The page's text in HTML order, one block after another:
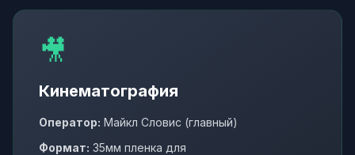
🎥
Кинематография
Оператор: Майкл Словис (главный)
Формат: 35мм пленка для